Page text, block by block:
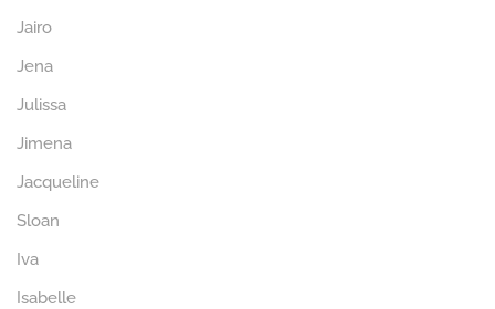
Jairo
Jena
Julissa
Jimena
Jacqueline
Sloan
Iva
Isabelle